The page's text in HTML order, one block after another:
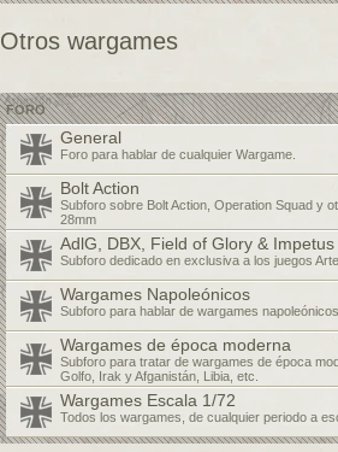
Otros wargames
FORO
General
Foro para hablar de cualquier Wargame.
Bolt Action
Subforo sobre Bolt Action, Operation Squad y
28mm
AdlG, DBX, Field of Glory & Impetus
Subforo dedicado en exclusiva a los juegos
Wargames Napoleónicos
Subforo para hablar de wargames napoleónicos.
Wargames de época moderna
Subforo para tratar de wargames de época
Golfo, Irak y Afganistán, Libia, etc.
Wargames Escala 1/72
Todos los wargames, de cualquier periodo a